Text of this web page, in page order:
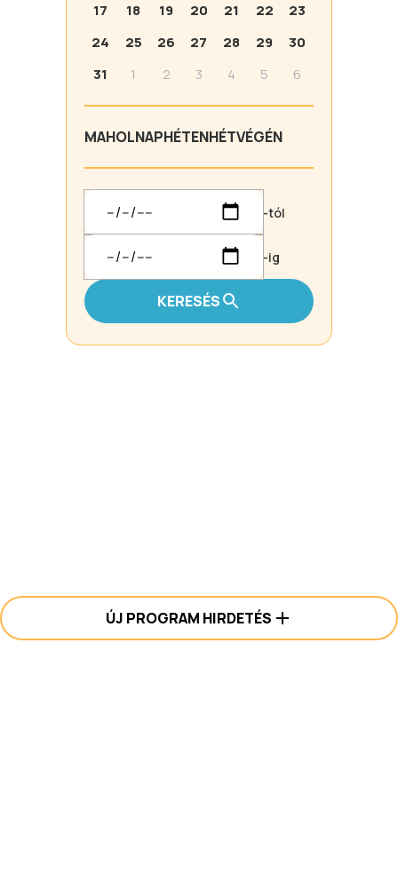
17
18 19 20 21 22
23
24
25 26 27 28 29
30
31
1 2 3 4 5 6
MAHOLNAPHÉTENHÉTVÉGÉN
-tól
-ig
KERESÉS
ÚJ PROGRAM HIRDETÉS